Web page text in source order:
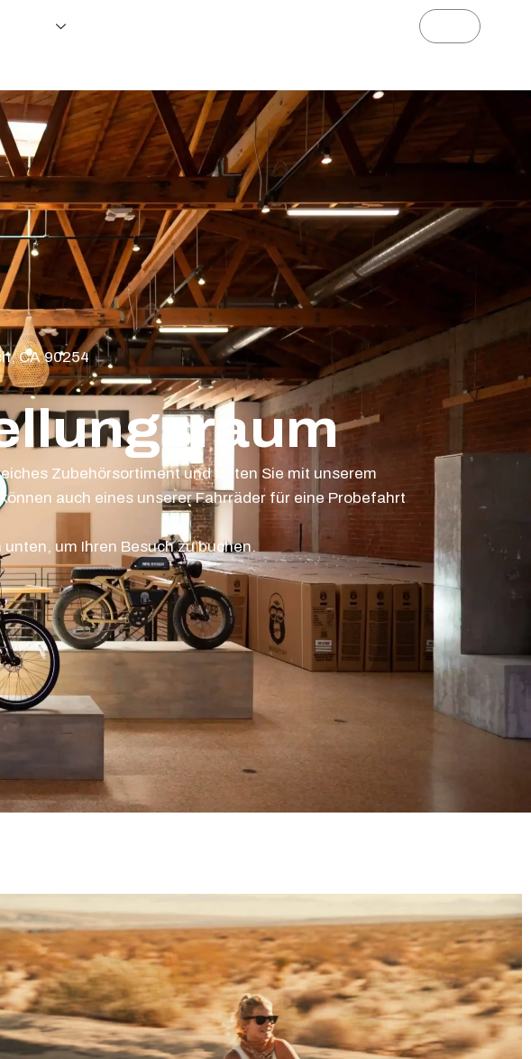
CA 90254
Zubehörsortiment und treten Sie mit unserem
auch eines unserer Fahrräder für eine Probefahrt
um Ihren Besuch zu buchen.